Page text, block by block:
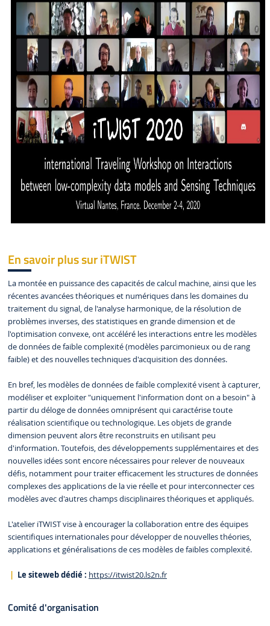
En savoir plus sur iTWIST
La montée en puissance des capacités de calcul machine, ainsi que les
récentes avancées théoriques et numériques dans les domaines du
traitement du signal, de l'analyse harmonique, de la résolution de
problèmes inverses, des statistiques en grande dimension et de
l'optimisation convexe, ont accéléré les interactions entre les modèles
de données de faible complexité (modèles parcimonieux ou de rang
faible) et des nouvelles techniques d'acquisition des données.
En bref, les modèles de données de faible complexité visent à capturer,
modéliser et exploiter "uniquement l'information dont on a besoin" à
partir du déloge de données omniprésent qui caractérise toute
réalisation scientifique ou technologique. Les objets de grande
dimension peuvent alors être reconstruits en utilisant peu
d'information. Toutefois, des développements supplémentaires et des
nouvelles idées sont encore nécessaires pour relever de nouveaux
défis, notamment pour traiter efficacement les structures de données
complexes des applications de la vie réelle et pour interconnecter ces
modèles avec d'autres champs disciplinaires théoriques et appliqués.
L'atelier iTWIST vise à encourager la collaboration entre des équipes
scientifiques internationales pour développer de nouvelles théories,
applications et généralisations de ces modèles de faibles complexité.
Le siteweb dédié : https://itwist20.ls2n.fr
Comité d'organisation